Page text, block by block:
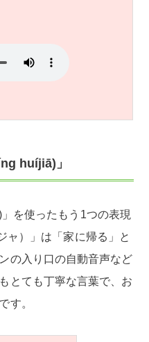
huíjiā)」
を使ったもう1つの表現
ャ）」は「家に帰る」と
の入り口の自動音声など
とても丁寧な言葉で、お
す。